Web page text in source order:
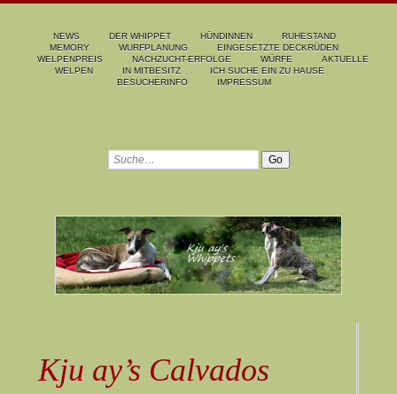
NEWS DER WHIPPET HÜNDINNEN
RUHESTAND
MEMORY
WURFPLANUNG
EINGESETZTE DECKRÜDEN
WELPENPREIS
NACHZUCHT-ERFOLGE WÜRFE
AKTUELLE
WELPEN
IN MITBESITZ
ICH SUCHE EIN ZU HAUSE
BESUCHERINFO
IMPRESSUM
Kju ay’s Calvados